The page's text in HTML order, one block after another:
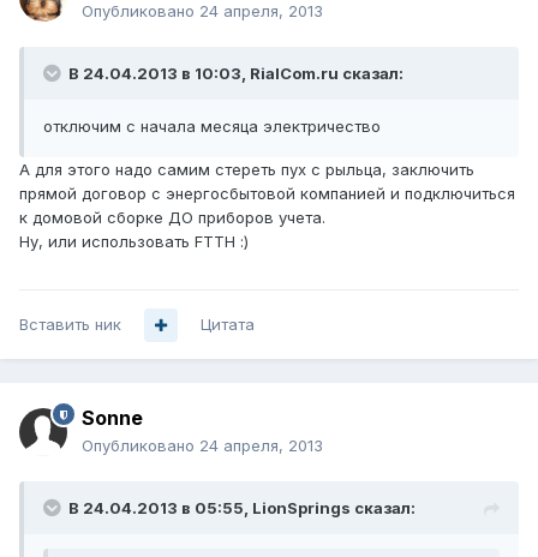
Опубликовано 24 апреля, 2013
В 24.04.2013 в 10:03, RialCom.ru сказал:
отключим с начала месяца электричество
А для этого надо самим стереть пух с рыльца, заключить
прямой договор с энергосбытовой компанией и подключиться
к домовой сборке ДО приборов учета.
Ну, или использовать FTTH :)
Вставить ник Цитата
Sonne
Опубликовано 24 апреля, 2013
В 24.04.2013 в 05:55, LionSprings сказал: